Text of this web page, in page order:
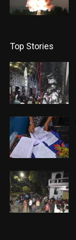
Top Stories